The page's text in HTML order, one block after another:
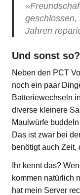
geschlossen,
Jahren
Und sonst so?
Neben den PCT
noch ein paar
Batteriewechseln
diverse kleinere
Maulwürfe
Das ist zwar bei
benötigt auch Zeit,
Ihr kennt das?
kommen natürlich
hat mein Server